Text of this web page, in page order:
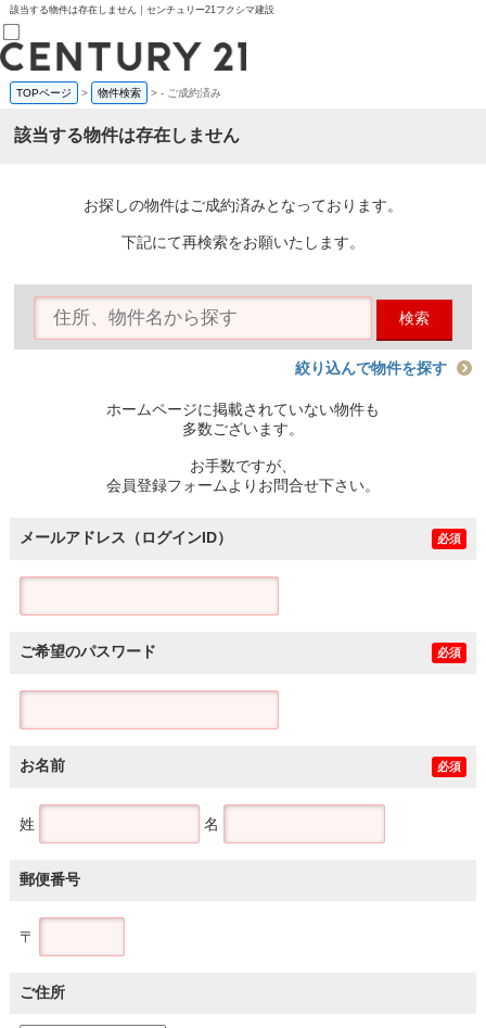
該当する物件は存在しません｜センチュリー21フクシマ建設
売買部
0120-800-844
賃貸部
会員メニュー
物件を探す
購入TOP
条件から探す
住宅ローン控除シミュレータ
TOPページ > 物件検索 >- ご成約済み
該当する物件は存在しません
お探しの物件はご成約済みとなっております。
下記にて再検索をお願いたします。
検索
絞り込んで物件を探す
ホームページに掲載されていない物件も
多数ございます。
お手数ですが、
会員登録フォームよりお問合せ下さい。
メールアドレス（ログインID） 必須
ご希望のパスワード 必須
お名前 必須
姓 名
郵便番号
〒
ご住所